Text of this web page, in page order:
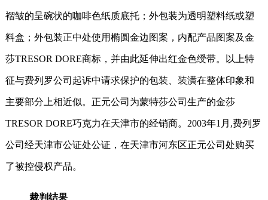
褶皱的呈碗状的咖啡色纸质底托；外包装为透明塑料纸或塑
料盒；外包装正中处使用椭圆金边图案，内配产品图案及金
莎TRESOR DORE商标，并由此延伸出红金色绶带。以上特
征与费列罗公司起诉中请求保护的包装、装潢在整体印象和
主要部分上相近似。正元公司为蒙特莎公司生产的金莎
TRESOR DORE巧克力在天津市的经销商。 2003年1 月 ,费列罗
公司经天津市公证处公证，在天津市河东区正元公司处购买
了被控侵权产品。
裁判结果